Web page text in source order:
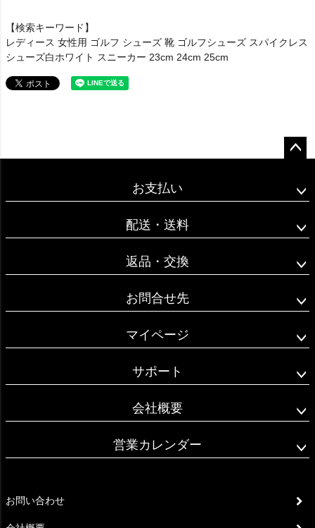
【検索キーワード】
レディース 女性用 ゴルフ シューズ 靴 ゴルフシューズ スパイクレス
シューズ白ホワイト スニーカー 23cm 24cm 25cm
ップ
お支払い
配送・送料
返品・交換
お問合せ先
マイページ
サポート
会社概要
営業カレンダー
お問い合わせ